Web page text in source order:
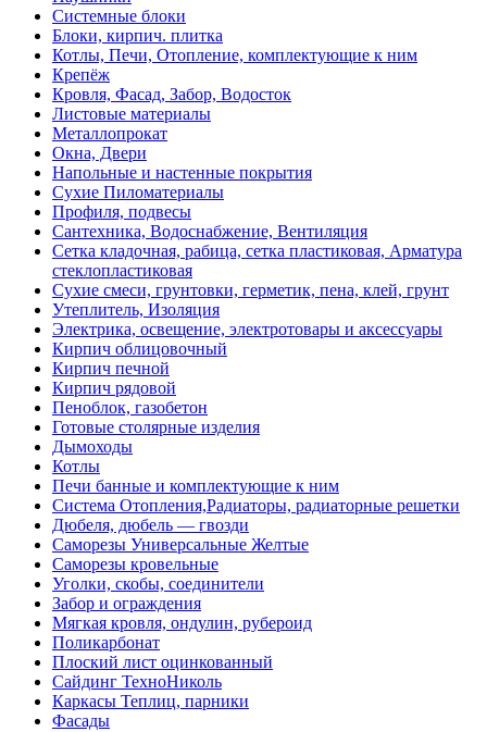
Системные блоки
Блоки, кирпич. плитка
Котлы, Печи, Отопление, комплектующие к ним
Крепёж
Кровля, Фасад, Забор, Водосток
Листовые материалы
Металлопрокат
Окна, Двери
Напольные и настенные покрытия
Сухие Пиломатериалы
Профиля, подвесы
Сантехника, Водоснабжение, Вентиляция
Сетка кладочная, рабица, сетка пластиковая, Арматура
стеклопластиковая
Сухие смеси, грунтовки, герметик, пена, клей, грунт
Утеплитель, Изоляция
Электрика, освещение, электротовары и аксессуары
Кирпич облицовочный
Кирпич печной
Кирпич рядовой
Пеноблок, газобетон
Готовые столярные изделия
Дымоходы
Котлы
Печи банные и комплектующие к ним
Система Отопления,Радиаторы, радиаторные решетки
Дюбеля, дюбель — гвозди
Саморезы Универсальные Желтые
Саморезы кровельные
Уголки, скобы, соединители
Забор и ограждения
Мягкая кровля, ондулин, рубероид
Поликарбонат
Плоский лист оцинкованный
Сайдинг ТехноНиколь
Каркасы Теплиц, парники
Фасады